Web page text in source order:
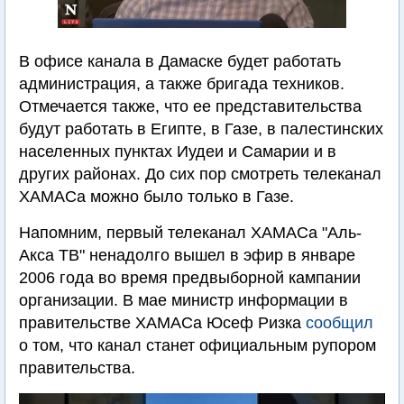
В офисе канала в Дамаске будет работать
администрация, а также бригада техников.
Отмечается также, что ее представительства
будут работать в Египте, в Газе, в палестинских
населенных пунктах Иудеи и Самарии и в
других районах. До сих пор смотреть телеканал
ХАМАСа можно было только в Газе.
Напомним, первый телеканал ХАМАСа "Аль-
Акса ТВ" ненадолго вышел в эфир в январе
2006 года во время предвыборной кампании
организации. В мае министр информации в
правительстве ХАМАСа Юсеф Ризка сообщил
о том, что канал станет официальным рупором
правительства.